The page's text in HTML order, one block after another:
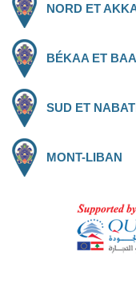
NORD ET
BÉKAA ET
SUD ET
MONT-LIBAN